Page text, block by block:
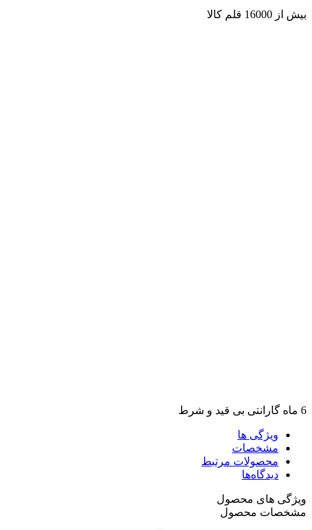
بیش از 16000 قلم کالا
6 ماه گارانتی بی قید و شرط
ویژگی ها
مشخصات
محصولات مرتبط
دیدگاه‌ها
ویژگی های محصول
مشخصات محصول